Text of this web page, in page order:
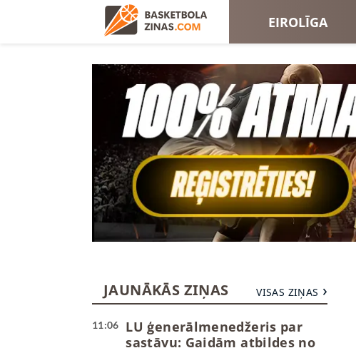
EIROLĪGA
EIROKAUSI
JAUNĀKĀS ZIŅAS VISAS ZIŅAS
11:06
LU ģenerālmenedžeris par
sastāvu: Gaidām atbildes no